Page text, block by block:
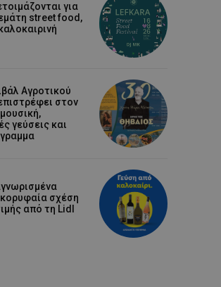
για
street food,
Αγροτικού
στον
γεύσεις και
σχέση
από τη Lidl